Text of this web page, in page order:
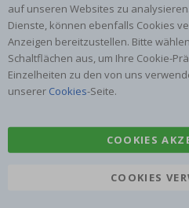
auf unseren Websites zu
Dienste, können ebenfalls Cookies
Anzeigen bereitzustellen. Bitte
Schaltflächen aus, um Ihre Cookie-
Einzelheiten zu den von uns
unserer Cookies-Seite.
COOKIES
COOKIES